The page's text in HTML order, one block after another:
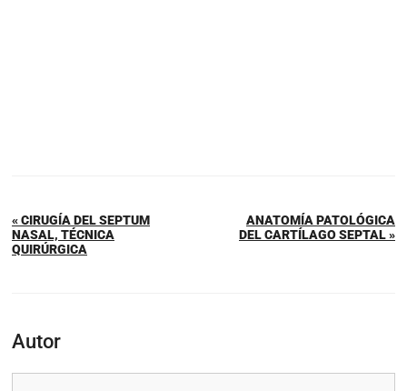
« CIRUGÍA DEL SEPTUM
NASAL, TÉCNICA
QUIRÚRGICA
ANATOMÍA PATOLÓGICA
DEL CARTÍLAGO SEPTAL »
Autor